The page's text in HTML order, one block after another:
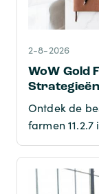
2-8-2026
WoW Gold
Ontdek de
farmen